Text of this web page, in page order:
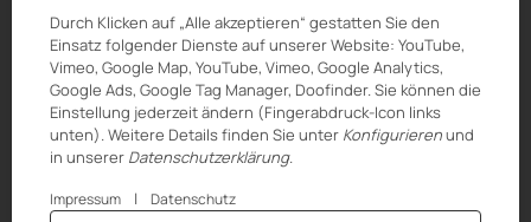
Durch Klicken auf „Alle akzeptieren“ gestatten Sie den
Einsatz folgender Dienste auf unserer Website: YouTube,
Vimeo, Google Map, YouTube, Vimeo, Google Analytics,
Google Ads, Google Tag Manager, Doofinder. Sie können die
Einstellung jederzeit ändern (Fingerabdruck-Icon links
unten). Weitere Details finden Sie unter Konfigurierenund
in unserer Datenschutzerklärung.
Impressum | Datenschutz